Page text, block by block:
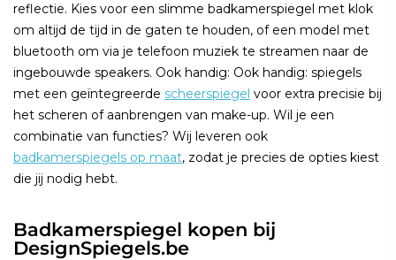
reflectie. Kies voor een slimme badkamerspiegel met klok
om altijd de tijd in de gaten te houden, of een model met
bluetooth om via je telefoon muziek te streamen naar de
ingebouwde speakers. Ook handig: Ook handig: spiegels
met een geïntegreerde scheerspiegel voor extra precisie bij
het scheren of aanbrengen van make-up. Wil je een
combinatie van functies? Wij leveren ook
badkamerspiegels op maat, zodat je precies de opties kiest
die jij nodig hebt.
Badkamerspiegel kopen bij
DesignSpiegels.be